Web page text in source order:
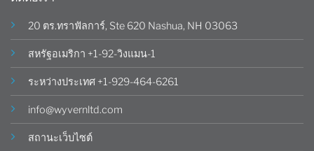
20 ตร.ทราฟัลการ์, Ste 620 Nashua, NH 03063
สหรัฐอเมริกา +1-92-วิงแมน-1
ระหว่างประเทศ +1-929-464-6261
info@wyvernltd.com
สถานะเว็บไซต์